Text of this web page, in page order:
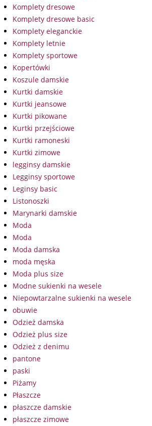
Komplety dresowe
Komplety dresowe basic
Komplety eleganckie
Komplety letnie
Komplety sportowe
Kopertówki
Koszule damskie
Kurtki damskie
Kurtki jeansowe
Kurtki pikowane
Kurtki przejściowe
Kurtki ramoneski
Kurtki zimowe
legginsy damskie
Legginsy sportowe
Leginsy basic
Listonoszki
Marynarki damskie
Moda
Moda
Moda damska
moda męska
Moda plus size
Modne sukienki na wesele
Niepowtarzalne sukienki na wesele
obuwie
Odzież damska
Odzież plus size
Odzież z denimu
pantone
paski
Piżamy
Płaszcze
płaszcze damskie
płaszcze zimowe